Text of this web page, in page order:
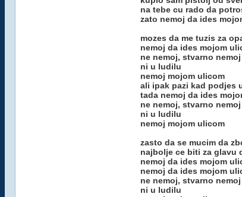
na tebe cu rado da
zato nemoj da ides
mozes da me tuzis za
nemoj da ides mojom
ne nemoj, stvarno nemoj
ni u ludilu
nemoj mojom ulicom
ali ipak pazi kad podjes
tada nemoj da ides
ne nemoj, stvarno nemoj
ni u ludilu
nemoj mojom ulicom
zasto da se mucim da
najbolje ce biti za glavu
nemoj da ides mojom
nemoj da ides mojom
ne nemoj, stvarno nemoj
ni u ludilu